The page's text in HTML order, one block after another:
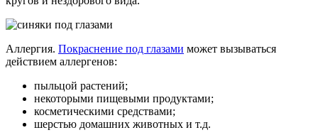
Аллергия. Покраснение под глазами может вызываться
действием аллергенов:
пыльцой растений;
некоторыми пищевыми продуктами;
косметическими средствами;
шерстью домашних животных и т.д.